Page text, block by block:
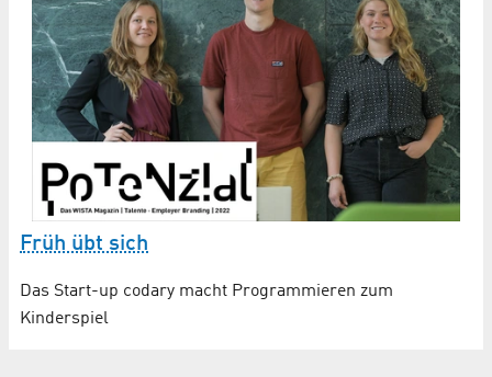
Früh übt sich
Das Start-up codary macht Programmieren zum
Kinderspiel